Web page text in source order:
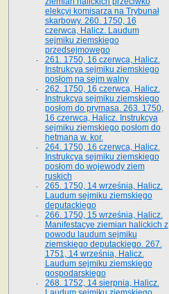
elekcyi komisarza na Trybunał
skarbowy. 260. 1750, 16
czerwca, Halicz. Laudum
sejmiku ziemskiego
przedsejmowego
261. 1750, 16 czerwca, Halicz.
Instrukcya sejmiku ziemskiego
posłom na sejm walny
262. 1750, 16 czerwca, Halicz.
Instrukcya sejmiku ziemskiego
posłom do prymasa. 263. 1750,
16 czerwca, Halicz. Instrukcya
sejmiku ziemskiego posłom do
hetmana w. kor.
264. 1750, 16 czerwca, Halicz.
Instrukcya sejmiku ziemskiego
posłom do wojewody ziem
ruskich
265. 1750, 14 września, Halicz.
Laudum sejmiku ziemskiego
deputackiego
266. 1750, 15 września, Halicz.
Manifestacye ziemian halickich z
powodu laudum sejmiku
ziemskiego deputackiego. 267.
1751, 14 września, Halicz.
Laudum sejmiku ziemskiego
gospodarskiego
268. 1752, 14 sierpnia, Halicz.